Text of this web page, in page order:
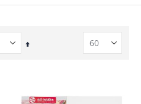
In